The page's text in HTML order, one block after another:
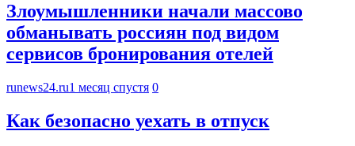
Злоумышленники начали массово
обманывать россиян под видом
сервисов бронирования отелей
runews24.ru1 месяц спустя 0
Как безопасно уехать в отпуск